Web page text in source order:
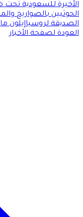
الأخيرة للسعودية تحت
الحوثيين بالصواريخ
الصديقة لروسياإيلون
العودة لصفحة الأخبار